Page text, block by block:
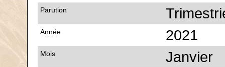
Parution
Année 2021
Mois Janvier